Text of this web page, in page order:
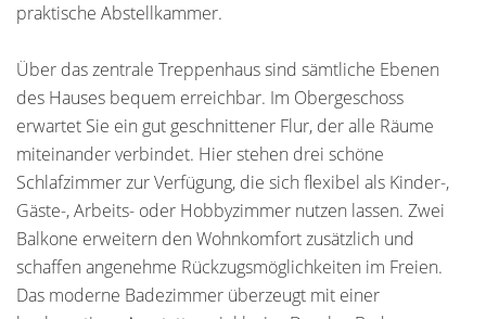
praktische Abstellkammer.
Über das zentrale Treppenhaus sind sämtliche Ebenen
des Hauses bequem erreichbar. Im Obergeschoss
erwartet Sie ein gut geschnittener Flur, der alle Räume
miteinander verbindet. Hier stehen drei schöne
Schlafzimmer zur Verfügung, die sich flexibel als Kinder-,
Gäste-, Arbeits- oder Hobbyzimmer nutzen lassen. Zwei
Balkone erweitern den Wohnkomfort zusätzlich und
schaffen angenehme Rückzugsmöglichkeiten im Freien.
Das moderne Badezimmer überzeugt mit einer